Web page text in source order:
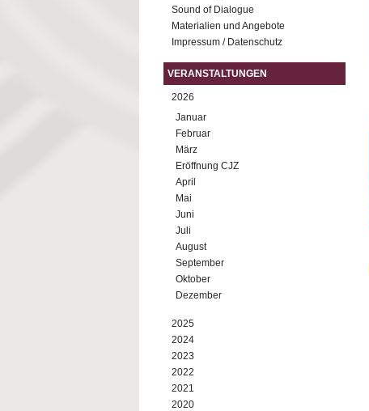
Sound of Dialogue
Materialien und Angebote
Impressum / Datenschutz
VERANSTALTUNGEN
2026
Januar
Februar
März
Eröffnung CJZ
April
Mai
Juni
Juli
August
September
Oktober
Dezember
2025
2024
2023
2022
2021
2020